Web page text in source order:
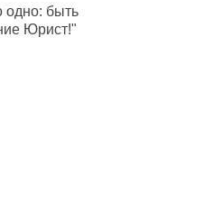
одно: быть
Юрист!"